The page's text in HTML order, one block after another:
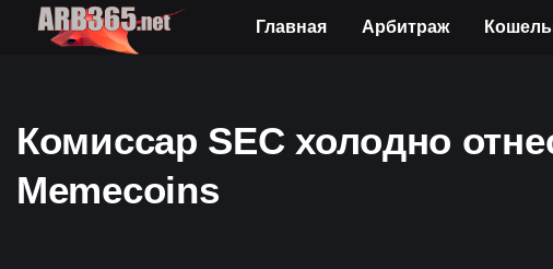
Главная Арбитраж
Комиссар SEC холодно
Memecoins